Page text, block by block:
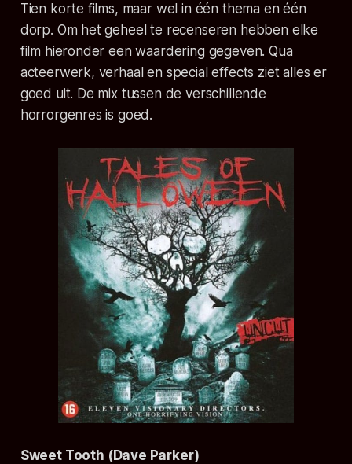
Tien korte films, maar wel in één thema en één
dorp. Om het geheel te recenseren hebben elke
film hieronder een waardering gegeven. Qua
acteerwerk, verhaal en special effects ziet alles er
goed uit. De mix tussen de verschillende
horrorgenres is goed.
Sweet Tooth (Dave Parker)